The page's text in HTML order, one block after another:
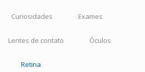
Curiosidades Exames
Lentes de contato Óculos
Retina